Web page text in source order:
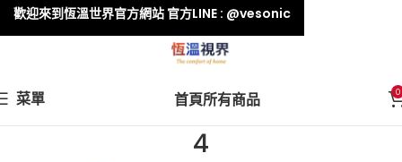
菜單 首頁所有商品 0
4
歡迎來到恆溫世界官方網站 官方LINE : @vesonic